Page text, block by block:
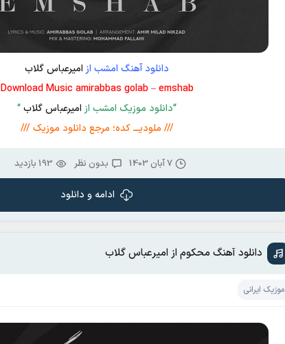
دانلود آهنگ امشب ازامیرعباس گلاب
Download Music amirabbas golab – emshab
“دانلود موزیک امشب ازامیرعباس گلاب“
/// ملودیـــ کده؛ مرجع دانلود موزیک ///
7 آبان 1403 بدون نظر 193 بازدید
ادامه و دانلود
دانلود آهنگ محکوم از امیرعباس گلاب
موزیک ایرانی